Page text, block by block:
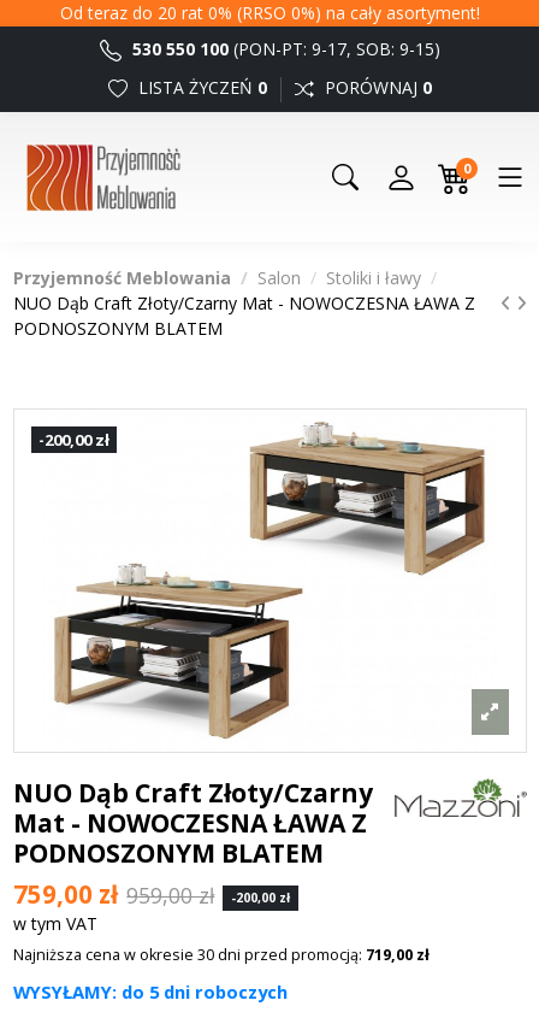
Od teraz do 20 rat 0% (RRSO 0%) na cały asortyment!
530 550 100 (PON-PT: 9-17, SOB: 9-15)
LISTA ŻYCZEŃ 0 PORÓWNAJ 0
0
Przyjemność Meblowania Salon
Stoliki i ławy
NUO Dąb Craft Złoty/Czarny Mat - NOWOCZESNA ŁAWA Z
PODNOSZONYM BLATEM
-200,00 zł
NUO Dąb Craft Złoty/Czarny
Mat - NOWOCZESNA ŁAWA Z
PODNOSZONYM BLATEM
759,00 zł 959,00 zł -200,00 zł
w tym VAT
Najniższa cena w okresie 30 dni przed promocją: 719,00 zł
WYSYŁAMY: do 5 dni roboczych